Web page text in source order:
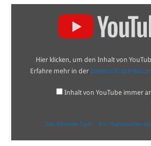
Hier klicken, um den Inhalt von
Erfahre mehr in der
Inhalt von YouTube immer
„Der Bajterek-Turm – Das Wahrzeichen